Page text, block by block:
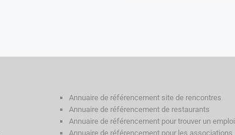
Annuaire de référencement site de rencontres
Annuaire de référencement de restaurants
Annuaire de référencement pour trouver un emploi
Annuaire de référencement pour les associations